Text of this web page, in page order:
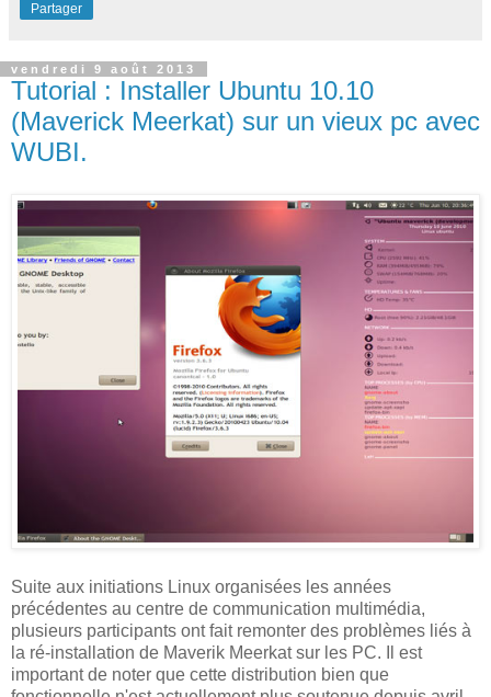
Partager
vendredi 9 août 2013
Tutorial : Installer Ubuntu 10.10
(Maverick Meerkat) sur un vieux pc avec
WUBI.
Suite aux initiations Linux organisées les années
précédentes au centre de communication multimédia,
plusieurs participants ont fait remonter des problèmes liés à
la ré-installation de Maverik Meerkat sur les PC. Il est
important de noter que cette distribution bien que